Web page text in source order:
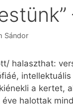
Sándor
halaszthat:
a kertet,
halottak